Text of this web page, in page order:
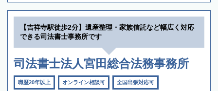
【吉祥寺駅徒歩2分】遺産整理・家族信託など幅広く対応
できる司法書士事務所です
司法書士法人宮田総合法務事務所
職歴20年以上 オンライン相談可 全国出張対応可